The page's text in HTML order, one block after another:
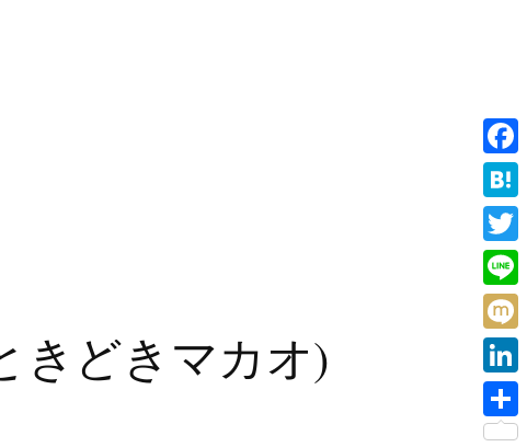
きどきマカオ)
F
a
c
e
b
o
o
k
H
a
t
e
n
a
T
w
i
t
e
L
i
n
e
M
i
x
L
i
共